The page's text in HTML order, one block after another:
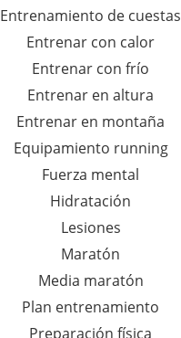
Entrenamiento de cuestas
Entrenar con calor
Entrenar con frío
Entrenar en altura
Entrenar en montaña
Equipamiento running
Fuerza mental
Hidratación
Lesiones
Maratón
Media maratón
Plan entrenamiento
Preparación física